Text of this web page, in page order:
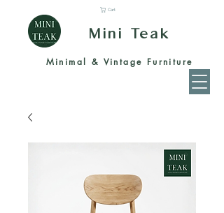
Mini Teak
Minimal & Vintage Furniture
Cart